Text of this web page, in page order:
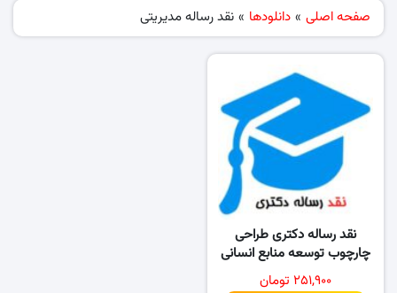
صفحه اصلی » دانلودها » نقد رساله مدیریتی
نقد رساله دکتری طراحی
چارچوب توسعه منابع انسانی
ملی مبتنی بر آرای حکمت
۲۵۱,۹۰۰ تومان